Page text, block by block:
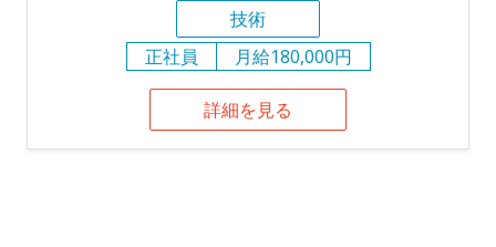
技術
正社員
月給180,000円
詳細を見る